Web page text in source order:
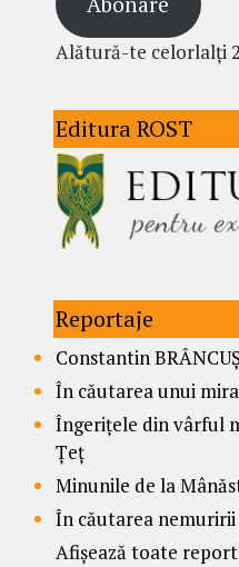
Alătură-te celorlalți
Editura ROST
Reportaje
Constantin
În căutarea unui
Îngerițele din vârful
Țeț
Minunile de la
În căutarea nemuririi
Afișează toate